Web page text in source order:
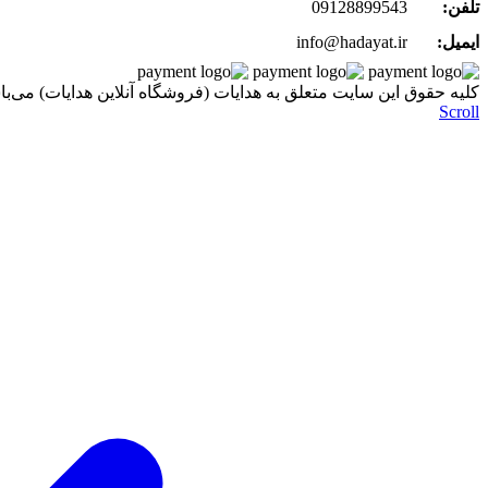
تلفن:
09128899543
ایمیل:
info@hadayat.ir
کليه حقوق اين سايت متعلق به هدایات (فروشگاه آنلاین هدایات)
Scroll